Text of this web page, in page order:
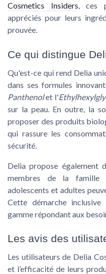
Cosmetics Insiders, ces
appréciés pour leurs
prouvée.
Ce qui distingue
Qu'est-ce qui rend Delia
dans sesformules
Panthenolet l'
sur la peau. En outre, la
proposer des produits
qui rassure les
sécurité.
Delia propose également
membres de la famille :
adolescents et adultes
Cette démarche
gamme répondant aux
Les avis des
Les utilisateurs de Delia
et l’efficacité de leurs